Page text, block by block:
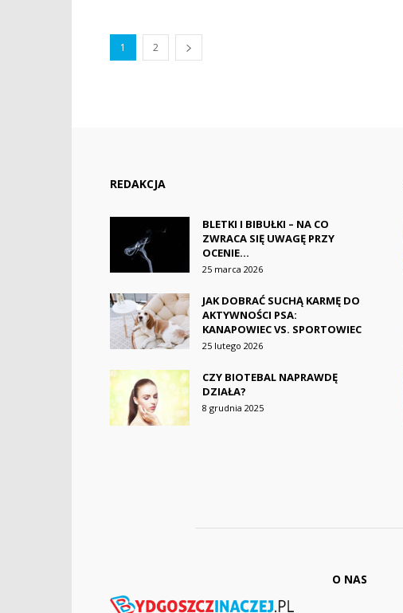
1 2
REDAKCJA
BLETKI I BIBUŁKI – NA CO
ZWRACA SIĘ UWAGĘ PRZY
OCENIE...
25 marca 2026
JAK DOBRAĆ SUCHĄ KARMĘ DO
AKTYWNOŚCI PSA:
KANAPOWIEC VS. SPORTOWIEC
25 lutego 2026
CZY BIOTEBAL NAPRAWDĘ
DZIAŁA?
8 grudnia 2025
O NAS